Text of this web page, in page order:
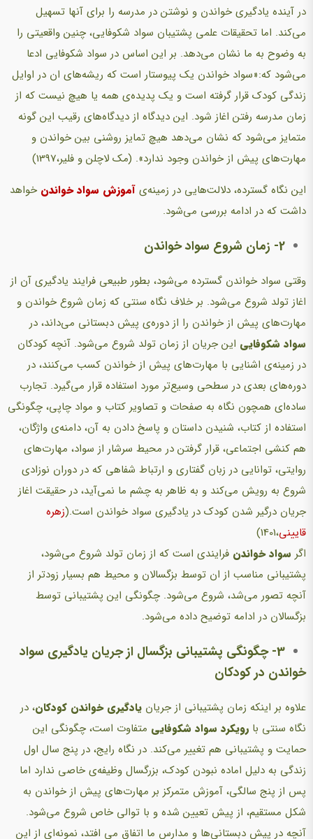
در آینده یادگیری خواندن و نوشتن در مدرسه را برای آنها تسهیل
می‌کند. اما تحقیقات علمی پشتیبان سواد شکوفایی، چنین واقعیتی را
به وضوح به ما نشان می‌دهد. بر این اساس در سواد شکوفایی ادعا
می‌شود که:«سواد خواندن یک پیوستار است که ریشه‌های ان در اوایل
زندگی کودک قرار گرفته است و یک پدیده‌ی همه یا هیچ نیست که از
زمان مدرسه رفتن اغاز شود. این دیدگاه از دیدگاه‌های رقیب این گونه
متمایز می‌شود که نشان می‌دهد هیچ تمایز روشنی بین خواندن و
مهارت‌های پیش از خواندن وجود ندارد». (مک لاچلن و فلیر،1397)
این نگاه گسترده، دلالت‌هایی در زمینه‌ی آموزش سواد خواندن خواهد
داشت که در ادامه بررسی می‌شود.
2- زمان شروع سواد خواندن
وقتی سواد خواندن گسترده می‌شود، بطور طبیعی فرایند یادگیری آن از
اغاز تولد شروع می‌شود. بر خلاف نگاه سنتی که زمان شروع خواندن و
مهارت‌های پیش از خواندن را از دوره‌ی پیش دبستانی می‌داند، در
سواد شکوفایی این جریان از زمان تولد شروع می‌شود. آنچه کودکان
در زمینه‌ی اشنایی با مهارت‌های پیش از خواندن کسب می‌کنند، در
دوره‌های بعدی در سطحی وسیع‌تر مورد استفاده قرار می‌گیرد. تجارب
ساده‌ای همچون نگاه به صفحات و تصاویر کتاب و مواد چاپی، چگونگی
استفاده از کتاب، شنیدن داستان و پاسخ دادن به آن، دامنه‌ی واژگان،
هم کنشی اجتماعی، قرار گرفتن در محیط سرشار از سواد، مهارت‌های
روایتی، توانایی در زبان گفتاری و ارتباط شفاهی که در دوران نوزادی
شروع به رویش می‌کند و به ظاهر به چشم ما نمی‌آید، در حقیقت اغاز
جریان درگیر شدن کودک در یادگیری سواد خواندن است.(زهره
قایینی،1401)
اگر سواد خواندن فرایندی است که از زمان تولد شروع می‌شود،
پشتیبانی مناسب از ان توسط بزگسالان و محیط هم بسیار زودتر از
آنچه تصور می‌شد، شروع می‌شود. چگونگی این پشتیبانی توسط
بزگسالان در ادامه توضیح داده می‌شود.
3- چگونگی پشتیبانی بزگسال از جریان یادگیری سواد
خواندن در کودکان
علاوه بر اینکه زمان پشتیبانی از جریان یادگیری خواندن کودکان، در
نگاه سنتی با رویکرد سواد شکوفایی متفاوت است، چگونگی این
حمایت و پشتیبانی هم تغییر می‌کند. در نگاه رایج، در پنج سال اول
زندگی به دلیل اماده نبودن کودک، بزرگسال وظیفه‌ی خاصی ندارد اما
پس از پنج سالگی، آموزش متمرکز بر مهارت‌های پیش از خواندن به
شکل مستقیم، از پیش تعیین شده و با توالی خاص شروع می‌شود.
آنچه در پیش دبستانی‌ها و مدارس ما اتفاق می افتد، نمونه‌ای از این